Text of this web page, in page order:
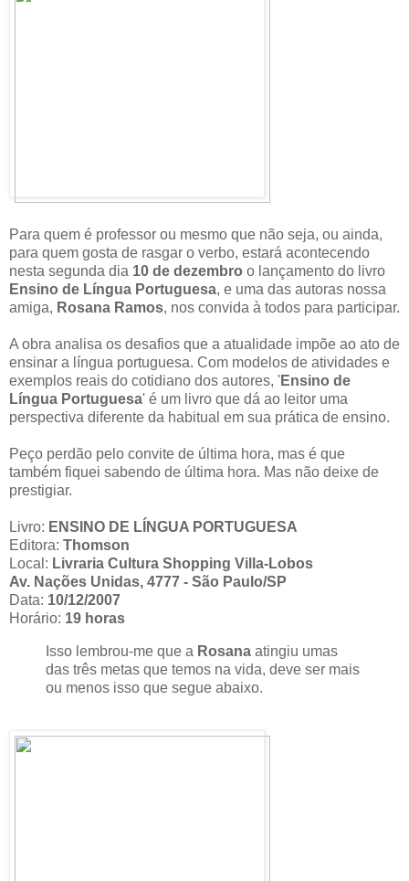
Para quem é professor ou mesmo que não seja, ou ainda,
para quem gosta de rasgar o verbo, estará acontecendo
nesta segunda dia 10 de dezembro o lançamento do livro
Ensino de Língua Portuguesa, e uma das autoras nossa
amiga, Rosana Ramos, nos convida à todos para participar.
A obra analisa os desafios que a atualidade impõe ao ato de
ensinar a língua portuguesa. Com modelos de atividades e
exemplos reais do cotidiano dos autores, 'Ensino de
Língua Portuguesa' é um livro que dá ao leitor uma
perspectiva diferente da habitual em sua prática de ensino.
Peço perdão pelo convite de última hora, mas é que
também fiquei sabendo de última hora. Mas não deixe de
prestigiar.
Livro: ENSINO DE LÍNGUA PORTUGUESA
Editora: Thomson
Local: Livraria Cultura Shopping Villa-Lobos
Av. Nações Unidas, 4777 - São Paulo/SP
Data: 10/12/2007
Horário: 19 horas
Isso lembrou-me que a Rosana atingiu umas
das três metas que temos na vida, deve ser mais
ou menos isso que segue abaixo.